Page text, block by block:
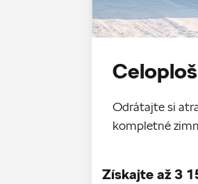
Odrátajte si
kompletné
Získajte až 3